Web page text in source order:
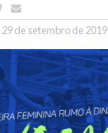
29 de setembro de 2019